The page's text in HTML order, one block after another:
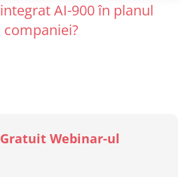
AI-900 în planul
Gratuit Webinar-ul